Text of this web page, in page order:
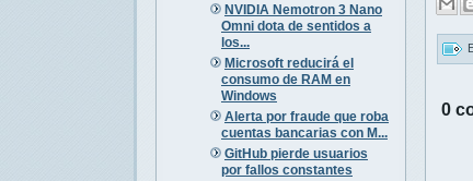
NVIDIA Nemotron 3 Nano
Omni dota de sentidos a
los...
Microsoft reducirá el
consumo de RAM en
Windows
Alerta por fraude que roba
cuentas bancarias con M...
GitHub pierde usuarios
por fallos constantes
0